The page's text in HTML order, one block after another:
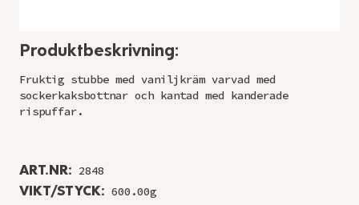
Produktbeskrivning:
Fruktig stubbe med vaniljkräm varvad med
sockerkaksbottnar och kantad med kanderade
rispuffar.
ART.NR: 2848
VIKT/STYCK: 600.00g